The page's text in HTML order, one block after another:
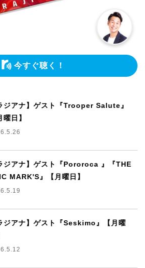
今すぐ聴く！
ジアナ】ゲスト『Trooper Salute』
曜日】
ジアナ】ゲスト『Pororoca 』『THE
MARK'S』【月曜日】
ジアナ】ゲスト『Seskimo』【月曜